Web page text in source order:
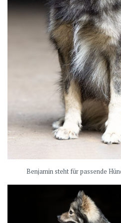
Benjamin steht für passende